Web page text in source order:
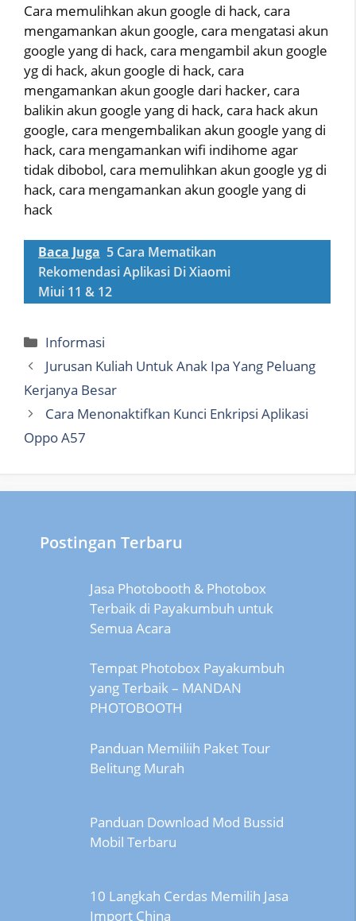
Cara memulihkan akun google di hack, cara
mengamankan akun google, cara mengatasi akun
google yang di hack, cara mengambil akun google
yg di hack, akun google di hack, cara
mengamankan akun google dari hacker, cara
balikin akun google yang di hack, cara hack akun
google, cara mengembalikan akun google yang di
hack, cara mengamankan wifi indihome agar
tidak dibobol, cara memulihkan akun google yg di
hack, cara mengamankan akun google yang di
hack
Baca Juga 5 Cara Mematikan
Rekomendasi Aplikasi Di Xiaomi
Miui 11 & 12
Categories
Informasi
Jurusan Kuliah Untuk Anak Ipa Yang Peluang
Kerjanya Besar
Cara Menonaktifkan Kunci Enkripsi Aplikasi
Oppo A57
Postingan Terbaru
Jasa Photobooth & Photobox
Terbaik di Payakumbuh untuk
Semua Acara
Tempat Photobox Payakumbuh
yang Terbaik – MANDAN
PHOTOBOOTH
Panduan Memiliih Paket Tour
Belitung Murah
Panduan Download Mod Bussid
Mobil Terbaru
10 Langkah Cerdas Memilih Jasa
Import China